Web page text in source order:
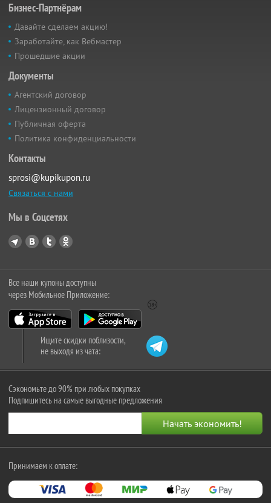
Бизнес-Партнёрам
Давайте сделаем акцию!
Заработайте, как Вебмастер
Прошедшие акции
Документы
Агентский договор
Лицензионный договор
Публичная оферта
Политика конфиденциальности
Контакты
sprosi@kupikupon.ru
Связаться с нами
Мы в Соцсетях
Все наши купоны доступны
через Мобильное Приложение:
Ищите скидки поблизости,
не выходя из чата:
Сэкономьте до 90% при любых покупках
Подпишитесь на самые выгодные предложения
Принимаем к оплате: